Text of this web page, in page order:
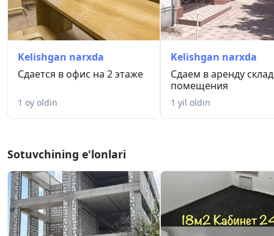
Kelishgan narxda
Сдается в офис на 2 этаже
1 oy oldin
Kelishgan narxda
Сдаем в аренду
помещения
1 yil oldin
Sotuvchining e'lonlari